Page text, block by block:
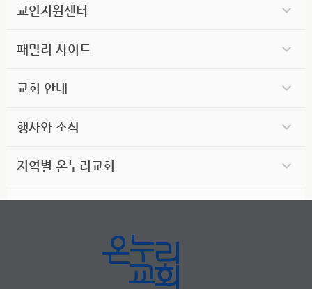
교인지원센터
패밀리 사이트
교회 안내
행사와 소식
지역별 온누리교회